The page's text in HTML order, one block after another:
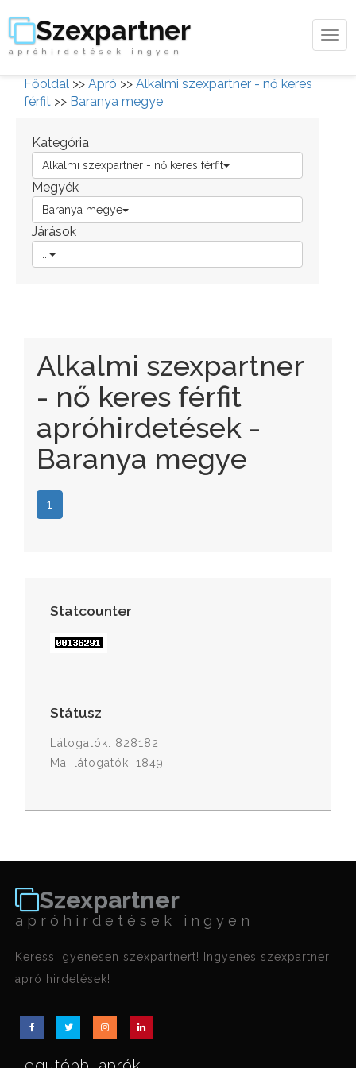
Szexpartner
apróhirdetések ingyen
Főoldal >> Apró >> Alkalmi szexpartner - nő keres
férfit >> Baranya megye
Kategória
Alkalmi szexpartner - nő keres férfit
Megyék
Baranya megye
Járások
Alkalmi szexpartner
- nő keres férfit
apróhirdetések -
Baranya megye
1
Statcounter
Státusz
Látogatók: 828182
Mai látogatók: 1849
Szexpartner
apróhirdetések ingyen
Keress igyenesen szexpartnert! Ingyenes szexpartner
apró hirdetések!